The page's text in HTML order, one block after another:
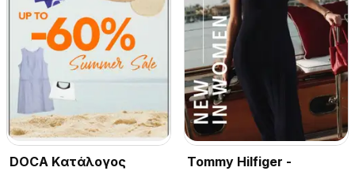
DOCA Kατάλογος
Tommy Hilfiger -